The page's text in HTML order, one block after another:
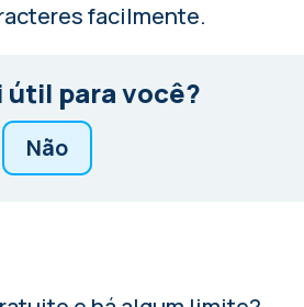
facilmente.
para você?
Não